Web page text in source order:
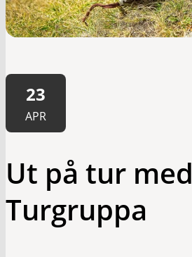
23
APR
Ut på tur med
Turgruppa